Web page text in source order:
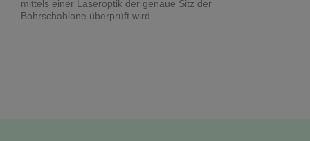
mittels einer Laseroptik der genaue Sitz der
Bohrschablone überprüft wird.